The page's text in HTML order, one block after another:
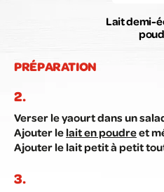
Lait demi-
PRÉPARATION
Verser le yaourt dans un
Ajouter lelait en poudreet
Ajouter le lait petit à petit